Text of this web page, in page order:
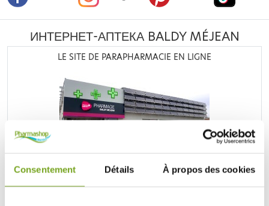
Consentement Détails À propos des cookies
ИНТЕРНЕТ-АПТЕКА BALDY MÉJEAN
LE SITE DE PARAPHARMACIE EN LIGNE
nombreuses offres et promotions ainsi que toutes vos
Caudalie
Mustela,Uriage